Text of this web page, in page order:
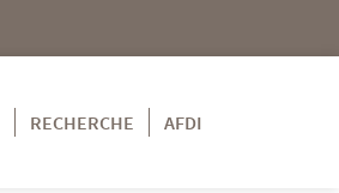
RECHERCHE AFDI